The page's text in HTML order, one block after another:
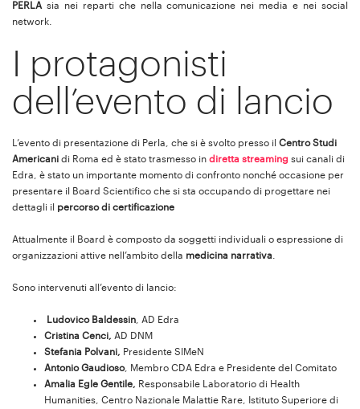
PERLAsia nei reparti che nella comunicazione nei media e nei social
network.
I protagonisti
dell’evento di lancio
L’evento di presentazione di Perla, che si è svolto presso il Centro Studi
Americani di Roma ed è stato trasmesso in diretta streaming sui canali di
Edra, è stato un importante momento di confronto nonché occasione per
presentare il Board Scientifico che si sta occupando di progettare nei
dettagli il percorso di certificazione
Attualmente il Board è composto da soggetti individuali o espressione di
organizzazioni attive nell’ambito della medicina narrativa.
Sono intervenuti all’evento di lancio:
Ludovico Baldessin, AD Edra
Cristina Cenci, AD DNM
Stefania Polvani, Presidente SIMeN
Antonio Gaudioso, Membro CDA Edra e Presidente del Comitato
Amalia Egle Gentile, Responsabile Laboratorio di Health
Humanities, Centro Nazionale Malattie Rare, Istituto Superiore di